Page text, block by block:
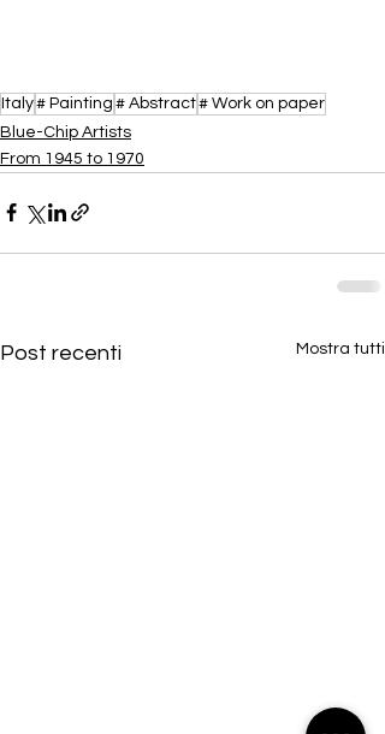
Italy# Painting # Abstract# Work on paper
​Blue-Chip Artists
From 1945 to 1970
Post recenti Mostra tutti